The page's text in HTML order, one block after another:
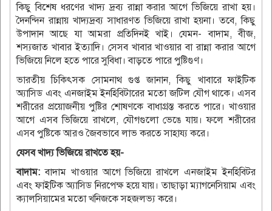
কিছু বিশেষ ধরণের খাদ্য দ্রব্য রান্না করার আগে ভিজিয়ে রাখা হয়।
দৈনন্দিন রান্নায় খাদ্যদ্রব্য সাধারণত ভিজিয়ে রাখা হয়না। তবে, কিছু
উপাদান আছে যা আমরা প্রতিদিনই খাই। যেমন- বাদাম, বীজ,
শস্যজাত খাবার ইত্যাদি। সেসব ‍খাবার খাওয়ার বা রান্না করার আগে
ভিজিয়ে নিলে হতে পারে সুবিধা। বাড়তে পারে পুষ্টিগুণ।
ভারতীয় চিকিৎসক সোমনাথ গুপ্ত জানান, কিছু খাবারে ফাইটিক
অ্যাসিড এবং এনজাইম ইনহিবিটারের মতো জটিল যৌগ থাকে। এসব
শরীরের প্রয়োজনীয় পুষ্টির শোষণকে বাধাগ্রস্ত করতে পারে। খাওয়ার
আগে এসব ভিজিয়ে রাখলে, যৌগগুলো ভেঙে যায়। ফলে শরীরের
এসব পুষ্টিকে আরও জৈবভাবে লাভ করতে সাহায্য করে।
যেসব খাদ্য ভিজিয়ে রাখতে হয়-
বাদাম: বাদাম খাওয়ার আগে ভিজিয়ে রাখলে এনজাইম ইনহিবিটর
এবং ফাইটিক অ্যাসিড নিরপেক্ষ হয়ে যায়। তাছাড়া ম্যাগনেসিয়াম এবং
ক্যালসিয়ামের মতো খনিজকে সহজলভ্য করে।